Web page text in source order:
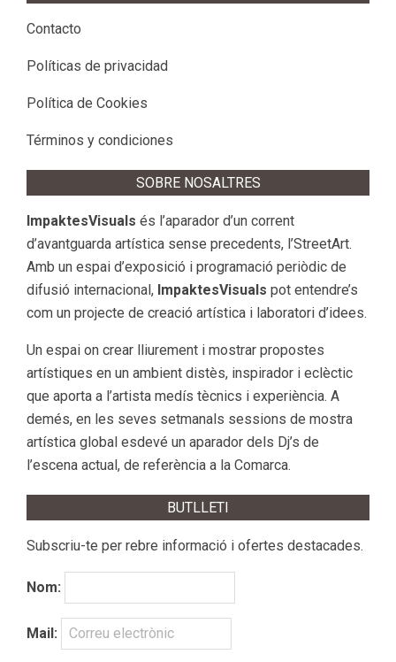
Contacto
Políticas de privacidad
Política de Cookies
Términos y condiciones
SOBRE NOSALTRES
ImpaktesVisuals és l’aparador d’un corrent
d’avantguarda artística sense precedents, l’StreetArt.
Amb un espai d’exposició i programació periòdic de
difusió internacional, ImpaktesVisuals pot entendre’s
com un projecte de creació artística i laboratori d’idees.
Un espai on crear lliurement i mostrar propostes
artístiques en un ambient distès, inspirador i eclèctic
que aporta a l’artista medís tècnics i experiència. A
demés, en les seves setmanals sessions de mostra
artística global esdevé un aparador dels Dj’s de
l’escena actual, de referència a la Comarca.
BUTLLETI
Subscriu-te per rebre informació i ofertes destacades.
Nom:
Mail: